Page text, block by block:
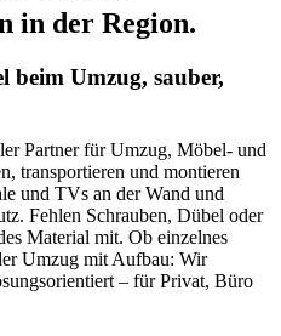
in der Region.
Umzug, sauber,
Partner für Umzug, Möbel- und
transportieren und montieren
und TVs an der Wand und
Fehlen Schrauben, Dübel oder
Material mit. Ob einzelnes
Umzug mit Aufbau: Wir
– für Privat, Büro